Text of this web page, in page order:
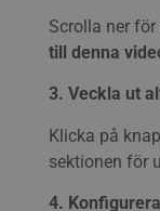
Scrolla ner
till denna
3. Veckla ut
Klicka på
sektionen för
4.